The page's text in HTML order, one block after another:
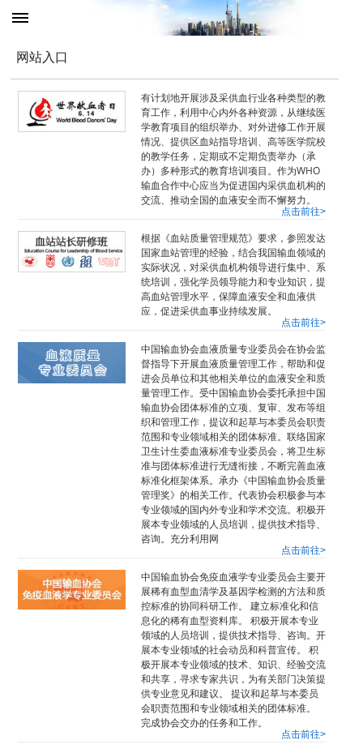
网站入口
点击前往>
有计划地开展涉及采供血行业各种类型的教
育工作，利用中心内外各种资源，从继续医
学教育项目的组织举办、对外进修工作开展
情况、提供区血站指导培训、高等医学院校
的教学任务，定期或不定期负责举办（承
办）多种形式的教育培训项目。作为WHO
输血合作中心应当为促进国内采供血机构的
交流、推动全国的血液安全而不懈努力。
点击前往>
根据《血站质量管理规范》要求，参照发达
国家血站管理的经验，结合我国输血领域的
实际状况，对采供血机构领导进行集中、系
统培训，强化学员领导能力和专业知识，提
高血站管理水平，保障血液安全和血液供
应，促进采供血事业持续发展。
点击前往>
中国输血协会血液质量专业委员会在协会监
督指导下开展血液质量管理工作，帮助和促
进会员单位和其他相关单位的血液安全和质
量管理工作。受中国输血协会委托承担中国
输血协会团体标准的立项、复审、发布等组
织和管理工作，提议和起草与本委员会职责
范围和专业领域相关的团体标准。联络国家
卫生计生委血液标准专业委员会，将卫生标
准与团体标准进行无缝衔接，不断完善血液
标准化框架体系。承办《中国输血协会质量
管理奖》的相关工作。代表协会积极参与本
专业领域的国内外专业和学术交流。积极开
展本专业领域的人员培训，提供技术指导、
咨询。充分利用网
点击前往>
中国输血协会免疫血液学专业委员会主要开
展稀有血型血清学及基因学检测的方法和质
控标准的协同科研工作。 建立标准化和信
息化的稀有血型资料库。 积极开展本专业
领域的人员培训，提供技术指导、咨询。开
展本专业领域的社会动员和科普宣传。 积
极开展本专业领域的技术、知识、经验交流
和共享，寻求专家共识，为有关部门决策提
供专业意见和建议。 提议和起草与本委员
会职责范围和专业领域相关的团体标准。
完成协会交办的任务和工作。